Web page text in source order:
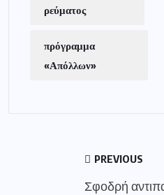
ρεύματος
πρόγραμμα
«Απόλλων»
PREVIOUS
Σφοδρή